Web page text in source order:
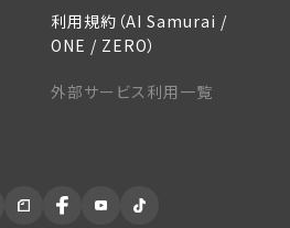
利用規約（AI Samurai /
ONE / ZERO）
外部サービス利用一覧